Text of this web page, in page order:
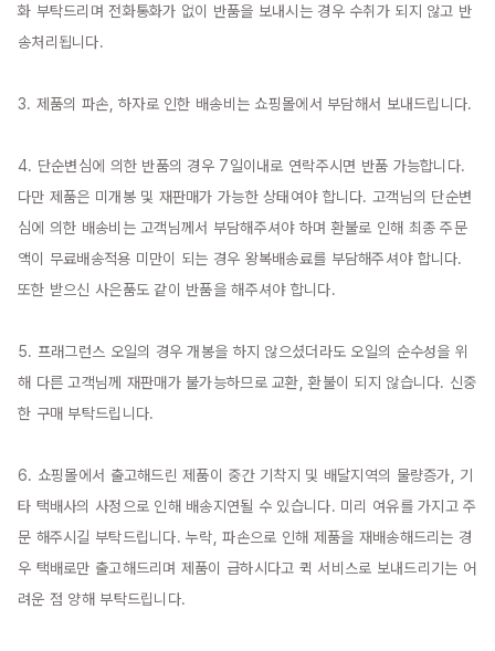
화 부탁드리며 전화통화가 없이 반품을 보내시는 경우 수취가 되지 않고 반
송처리됩니다.
3. 제품의 파손, 하자로 인한 배송비는 쇼핑몰에서 부담해서 보내드립니다.
4. 단순변심에 의한 반품의 경우 7일이내로 연락주시면 반품 가능합니다.
다만 제품은 미개봉 및 재판매가 가능한 상태여야 합니다. 고객님의 단순변
심에 의한 배송비는 고객님께서 부담해주셔야 하며 환불로 인해 최종 주문
액이 무료배송적용 미만이 되는 경우 왕복배송료를 부담해주셔야 합니다.
또한 받으신 사은품도 같이 반품을 해주셔야 합니다.
5. 프래그런스 오일의 경우 개봉을 하지 않으셨더라도 오일의 순수성을 위
해 다른 고객님께 재판매가 불가능하므로 교환, 환불이 되지 않습니다. 신중
한 구매 부탁드립니다.
6. 쇼핑몰에서 출고해드린 제품이 중간 기착지 및 배달지역의 물량증가, 기
타 택배사의 사정으로 인해 배송지연될 수 있습니다. 미리 여유를 가지고 주
문 해주시길 부탁드립니다. 누락, 파손으로 인해 제품을 재배송해드리는 경
우 택배로만 출고해드리며 제품이 급하시다고 퀵 서비스로 보내드리기는 어
려운 점 양해 부탁드립니다.